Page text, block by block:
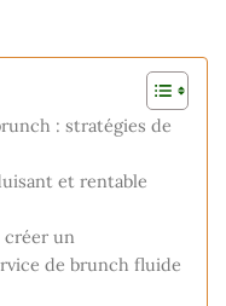
: stratégies de
et rentable
créer un
de brunch fluide